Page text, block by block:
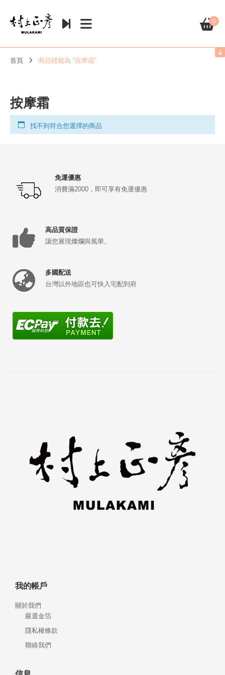
0
首頁 商品標籤為 “按摩霜”
按摩霜
找不到符合您選擇的商品
免運優惠
消費滿2000，即可享有免運優惠
高品質保證
讓您展現燦爛與風華。
多國配送
台灣以外地區也可快入宅配到府
我的帳戶
關於我們
嚴選金箔
隱私權條款
聯絡我們